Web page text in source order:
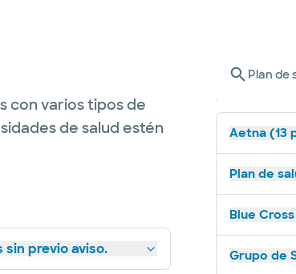
con varios tipos de
de salud estén
previo aviso.
Plan de
Aetna (13
Plan de
Blue
Grupo de